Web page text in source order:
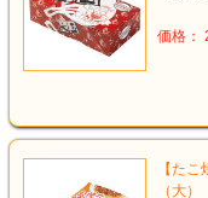
価格：
【た
（大）